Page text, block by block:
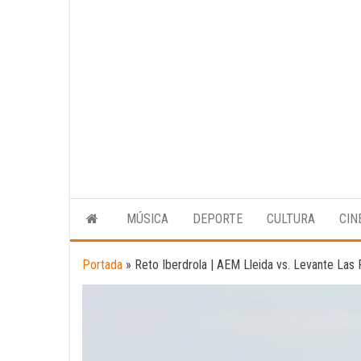
MÚSICA DEPORTE CULTURA
Portada » Reto Iberdrola | AEM Lleida vs. Levante Las